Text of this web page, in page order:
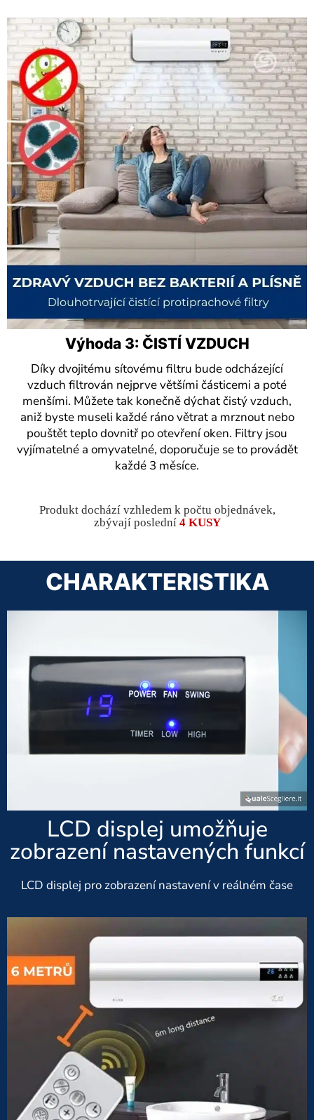
Výhoda 3: ČISTÍ VZDUCH
Díky dvojitému sítovému filtru bude odcházející
vzduch filtrován nejprve většími částicemi a poté
menšími. Můžete tak konečně dýchat čistý vzduch,
aniž byste museli každé ráno větrat a mrznout nebo
pouštět teplo dovnitř po otevření oken. Filtry jsou
vyjímatelné a omyvatelné, doporučuje se to provádět
každé 3 měsíce.
Produkt dochází vzhledem k počtu objednávek,
zbývají poslední 4 KUSY
CHARAKTERISTIKA
LCD displej umožňuje
zobrazení nastavených funkcí
LCD displej pro zobrazení nastavení v reálném čase